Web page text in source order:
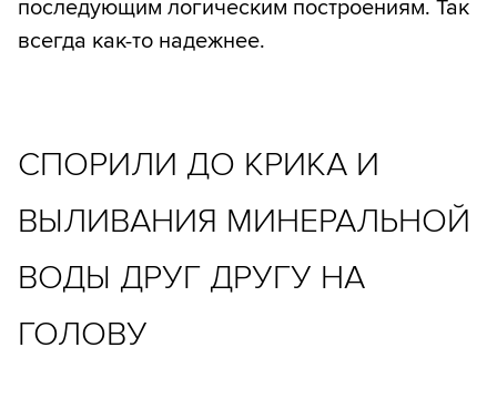
последующим логическим построениям. Так
всегда как-то надежнее.
СПОРИЛИ ДО КРИКА И
ВЫЛИВАНИЯ МИНЕРАЛЬНОЙ
ВОДЫ ДРУГ ДРУГУ НА
ГОЛОВУ